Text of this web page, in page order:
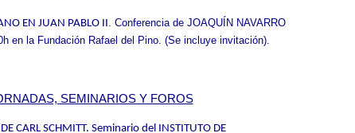
EN JUAN PABLO II. Conferencia de JOAQUÍN NAVARRO
en la Fundación Rafael del Pino. (Se incluye invitación).
SEMINARIOS Y FOROS
CARL SCHMITT. Seminario del INSTITUTO DE